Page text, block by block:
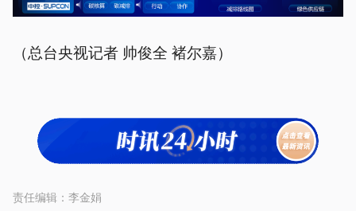
（总台央视记者 帅俊全 褚尔嘉）
责任编辑： 李金娟